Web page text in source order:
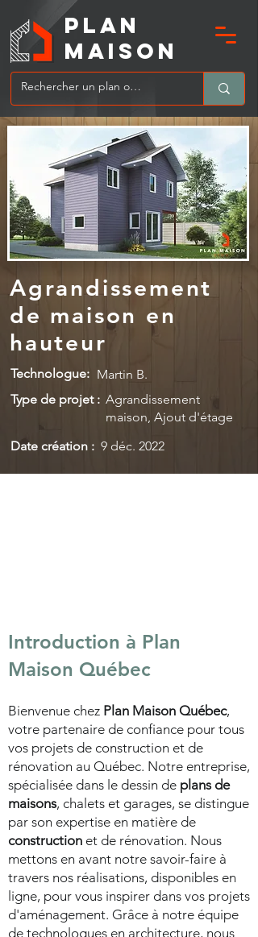
MAIsoN
PLAN
Agrandissement
de maison en
hauteur
Technologue: Martin B.
Type de projet : Agrandissement
maison, Ajout d'étage
Date création : 9 déc. 2022
Introduction à Plan
Maison Québec
Bienvenue chez Plan Maison Québec,
votre partenaire de confiance pour tous
vos projets de construction et de
rénovation au Québec. Notre entreprise,
spécialisée dans le dessin de plans de
maisons, chalets et garages, se distingue
par son expertise en matière de
construction et de rénovation. Nous
mettons en avant notre savoir-faire à
travers nos réalisations, disponibles en
ligne, pour vous inspirer dans vos projets
d'aménagement. Grâce à notre équipe
de technologues en architecture, nous